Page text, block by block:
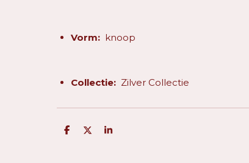
Vorm:knoop
Collectie:Zilver Collectie
D
D
S